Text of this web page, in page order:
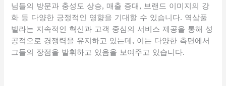
님들의 방문과 충성도 상승, 매출 증대, 브랜드 이미지의 강
화 등 다양한 긍정적인 영향을 기대할 수 있습니다. 역삼풀
빌라는 지속적인 혁신과 고객 중심의 서비스 제공을 통해 성
공적으로 경쟁력을 유지하고 있는데, 이는 다양한 측면에서
그들의 장점을 발휘하고 있음을 보여주고 있습니다.